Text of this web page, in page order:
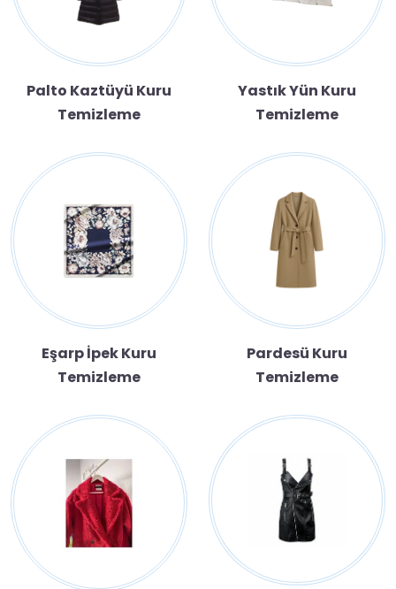
Palto Kaztüyü Kuru
Temizleme
Yastık Yün Kuru
Temizleme
Eşarp İpek Kuru
Temizleme
Pardesü Kuru
Temizleme